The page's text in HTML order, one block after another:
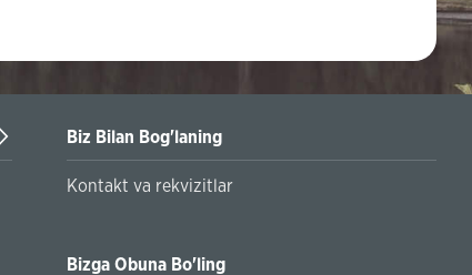
Turkiyaning Anadolu universitetida ta’lim oladigan
Biz Bilan Bog'laning
Kontakt va rekvizitlar
Bizga Obuna Bo'ling